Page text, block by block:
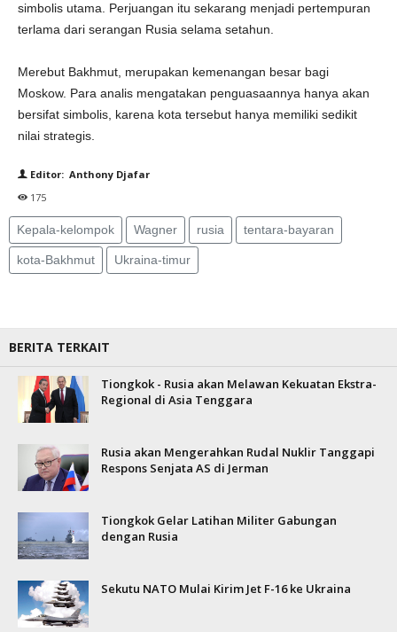
simbolis utama. Perjuangan itu sekarang menjadi pertempuran
terlama dari serangan Rusia selama setahun.
Merebut Bakhmut, merupakan kemenangan besar bagi
Moskow. Para analis mengatakan penguasaannya hanya akan
bersifat simbolis, karena kota tersebut hanya memiliki sedikit
nilai strategis.
Editor: Anthony Djafar
175
Kepala-kelompok Wagner rusia tentara-bayaran
kota-Bakhmut Ukraina-timur
BERITA TERKAIT
Tiongkok - Rusia akan Melawan Kekuatan Ekstra-
Regional di Asia Tenggara
Rusia akan Mengerahkan Rudal Nuklir Tanggapi
Respons Senjata AS di Jerman
Tiongkok Gelar Latihan Militer Gabungan
dengan Rusia
Sekutu NATO Mulai Kirim Jet F-16 ke Ukraina